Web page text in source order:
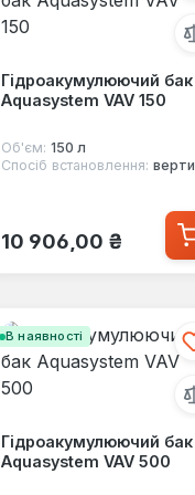
Гідроакумулюючий бак
Aquasystem VAV 150
Об'єм: 150 л
Спосіб встановлення: вертикальний
Звичайна ціна:
10 906,00 ₴
В наявності
Гідроакумулюючий бак
Aquasystem VAV 500